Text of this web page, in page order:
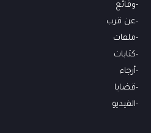
وقائع
عن قرب
ملفات
كتابات
أرجاء
قضايا
الفيديو